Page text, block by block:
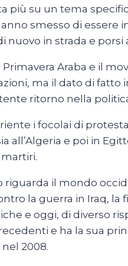
più su un tema
smesso di essere
nuovo in strada e
Primavera Araba e il
ma il dato di fatto
ritorno nella
i focolai di
all’Algeria e poi in
riguarda il mondo
la guerra in Iraq,
e oggi, di diverso
e ha la sua
2008.